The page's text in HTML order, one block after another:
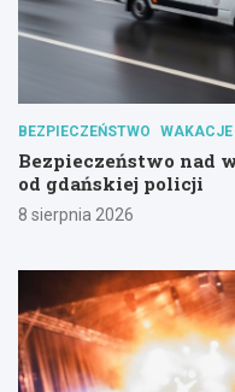
BEZPIECZEŃSTWO WAKACJE
Bezpieczeństwo nad
od gdańskiej policji
8 sierpnia 2026